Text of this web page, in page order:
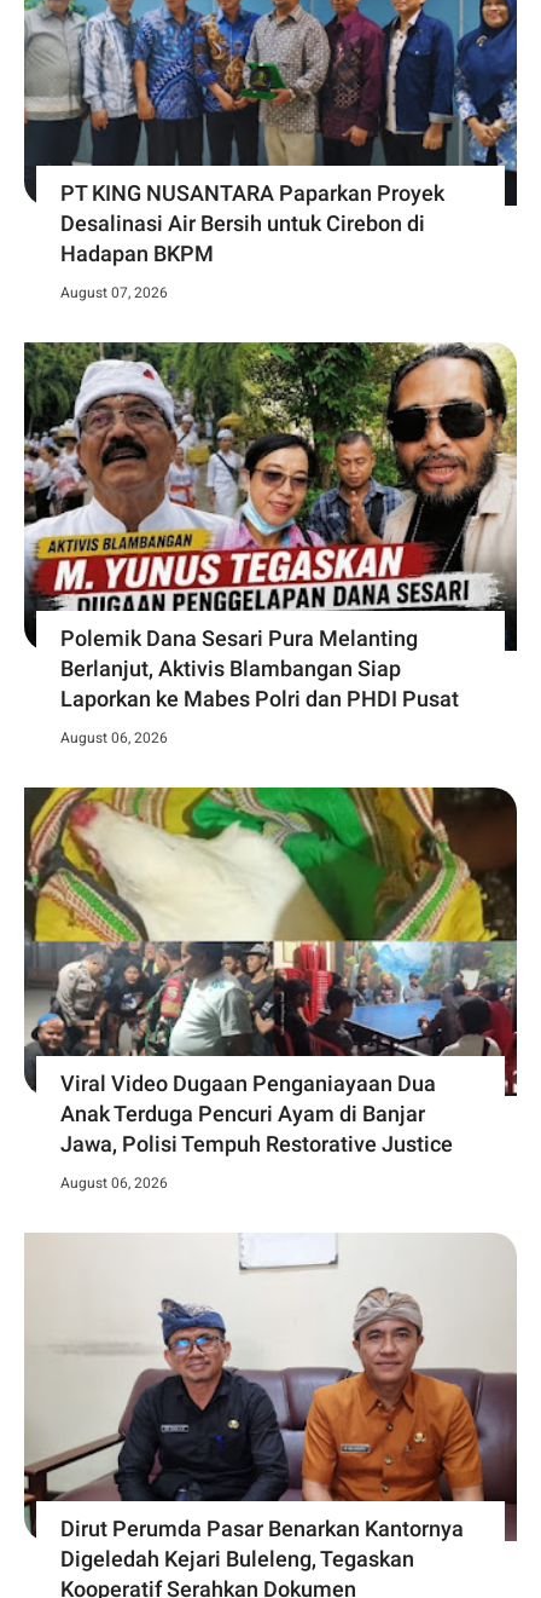
PT KING NUSANTARA Paparkan Proyek
Desalinasi Air Bersih untuk Cirebon di
Hadapan BKPM
August 07, 2026
Polemik Dana Sesari Pura Melanting
Berlanjut, Aktivis Blambangan Siap
Laporkan ke Mabes Polri dan PHDI Pusat
August 06, 2026
Viral Video Dugaan Penganiayaan Dua
Anak Terduga Pencuri Ayam di Banjar
Jawa, Polisi Tempuh Restorative Justice
August 06, 2026
Dirut Perumda Pasar Benarkan Kantornya
Digeledah Kejari Buleleng, Tegaskan
Kooperatif Serahkan Dokumen